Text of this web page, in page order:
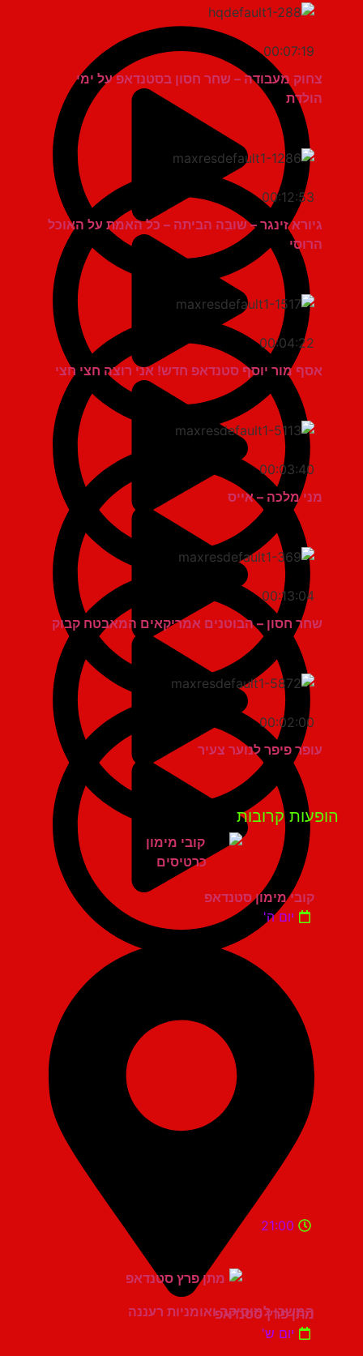
00:07:19
צחוק מעבודה – שחר חסון בסטנדאפ על ימי
00:12:53
גיורא זינגר – שובַּה הביתה – כל האמת על האוכל
00:04:22
אסף מור יוסף סטנדאפ חדש! אני רוצה חצי חצי
00:03:40
מני מלכה – אייס
00:13:04
שחר חסון – הבוטנים אמריקאים המאבטח קבוק
00:02:00
עופר פיפר לנוער צעיר
קרובות
קובי מימון סטנדאפ
יום ה'
המשכן למוסיקה ואומניות רעננה
21:00
מתן פרץ סטנדאפ
יום ש'